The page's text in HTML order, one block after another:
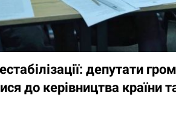
депутати
до керівництва країни